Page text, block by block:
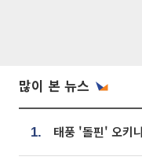
많이 본 뉴스
1.